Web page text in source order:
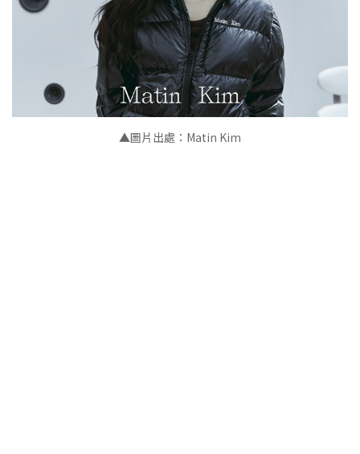
▲圖片出處：Matin Kim